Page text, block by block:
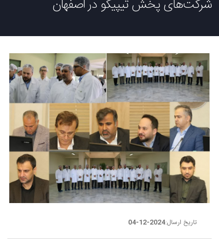
شرکت‌های پخش تیپیکو در اصفهان
تاریخ ارسال:2024-12-04